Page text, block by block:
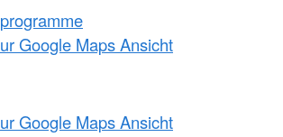
Google Maps Ansicht
Google Maps Ansicht